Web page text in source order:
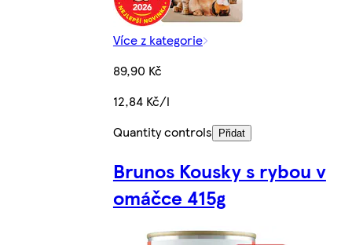
Více z kategorie
89,90 Kč
12,84 Kč/l
Quantity controls
Přidat
Brunos Kousky s rybou v
omáčce 415g